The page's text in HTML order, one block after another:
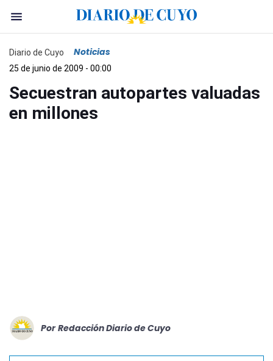
Diario de Cuyo Noticias
25 de junio de 2009 - 00:00
Secuestran autopartes valuadas
en millones
Por Redacción Diario de Cuyo